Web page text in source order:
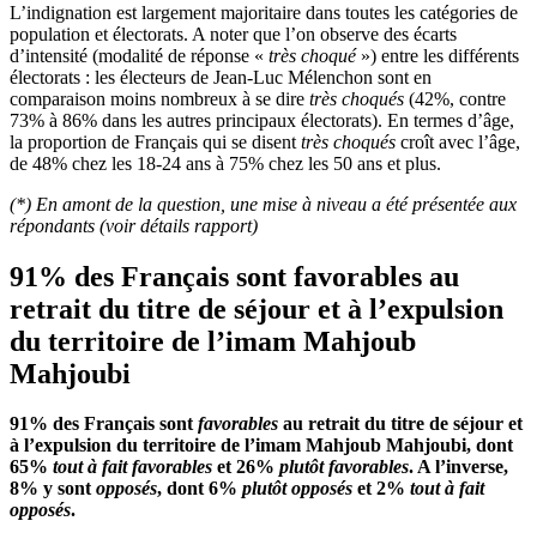
L’indignation est largement majoritaire dans toutes les catégories de
population et électorats. A noter que l’on observe des écarts
d’intensité (modalité de réponse « très choqué ») entre les différents
électorats : les électeurs de Jean-Luc Mélenchon sont en
comparaison moins nombreux à se dire très choqués (42%, contre
73% à 86% dans les autres principaux électorats). En termes d’âge,
la proportion de Français qui se disent très choqués croît avec l’âge,
de 48% chez les 18-24 ans à 75% chez les 50 ans et plus.
(*) En amont de la question, une mise à niveau a été présentée aux
répondants (voir détails rapport)
91% des Français sont favorables au
retrait du titre de séjour et à l’expulsion
du territoire de l’imam Mahjoub
Mahjoubi
91% des Français sontfavorables au retrait du titre de séjour et
à l’expulsion du territoire de l’imam Mahjoub Mahjoubi, dont
65% tout à fait favorables et 26% plutôt favorables. A l’inverse,
8% y sontopposés, dont 6% plutôt opposés et 2% tout à fait
opposés.